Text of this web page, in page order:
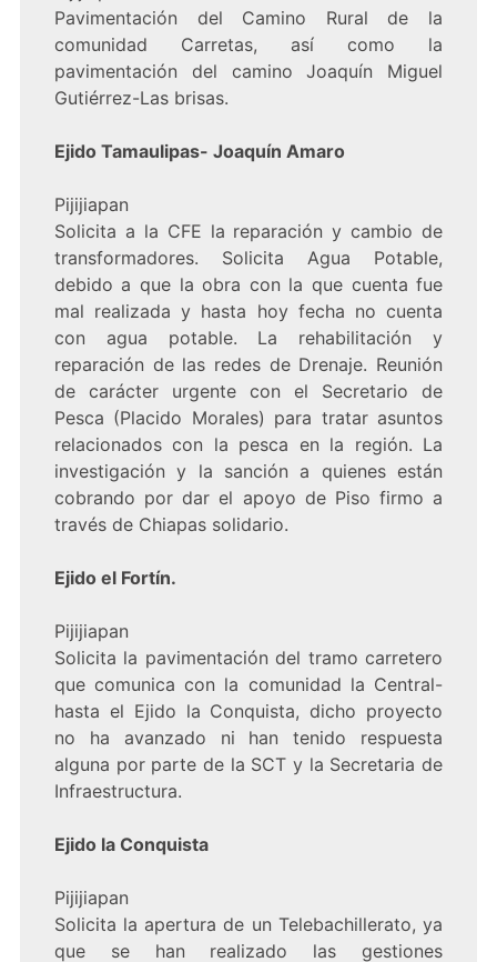
Pavimentación del Camino Rural de la
comunidad Carretas, así como la
pavimentación del camino Joaquín Miguel
Gutiérrez-Las brisas.
Ejido Tamaulipas- Joaquín Amaro
Pijijiapan
Solicita a la CFE la reparación y cambio de
transformadores. Solicita Agua Potable,
debido a que la obra con la que cuenta fue
mal realizada y hasta hoy fecha no cuenta
con agua potable. La rehabilitación y
reparación de las redes de Drenaje. Reunión
de carácter urgente con el Secretario de
Pesca (Placido Morales) para tratar asuntos
relacionados con la pesca en la región. La
investigación y la sanción a quienes están
cobrando por dar el apoyo de Piso firmo a
través de Chiapas solidario.
Ejido el Fortín.
Pijijiapan
Solicita la pavimentación del tramo carretero
que comunica con la comunidad la Central-
hasta el Ejido la Conquista, dicho proyecto
no ha avanzado ni han tenido respuesta
alguna por parte de la SCT y la Secretaria de
Infraestructura.
Ejido la Conquista
Pijijiapan
Solicita la apertura de un Telebachillerato, ya
que se han realizado las gestiones